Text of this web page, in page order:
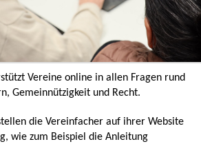
Vereine online in allen Fragen rund
Gemeinnützigkeit und Recht.
die Vereinfacher auf ihrer Website
wie zum Beispiel die Anleitung